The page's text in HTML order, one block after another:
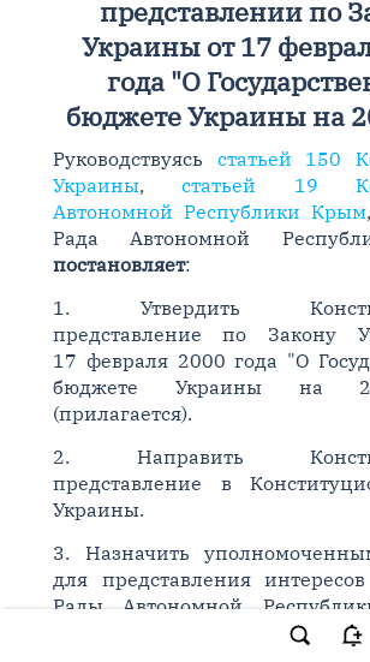
представлении по
Украины от 17
года "О
бюджете Украины на
Руководствуясь статьей 150
Украины,статьей 19
Автономной Республики Крым
Рада Автономной
постановляет:
1. Утвердить
представление по Закону
17 февраля 2000 года "О
бюджете Украины на
(прилагается).
2. Направить
представление в
Украины.
3. Назначить
для представления
Рады Автономной
Конституционном Суде